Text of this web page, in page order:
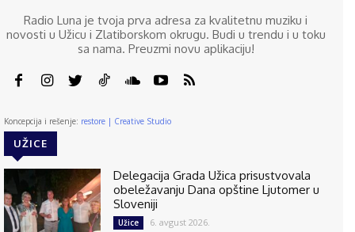
Radio Luna je tvoja prva adresa za kvalitetnu muziku i
novosti u Užicu i Zlatiborskom okrugu. Budi u trendu i u toku
sa nama. Preuzmi novu aplikaciju!
Koncepcija i rešenje: restore | Creative Studio
UŽICE
Delegacija Grada Užica prisustvovala
obeležavanju Dana opštine Ljutomer u
Sloveniji
Užice 6. avgust 2026.